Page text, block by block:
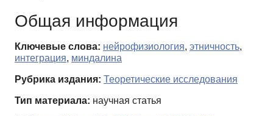
Общая информация
Ключевые слова: нейрофизиология, этничность,
интеграция, миндалина
Рубрика издания: Теоретические исследования
Тип материала: научная статья